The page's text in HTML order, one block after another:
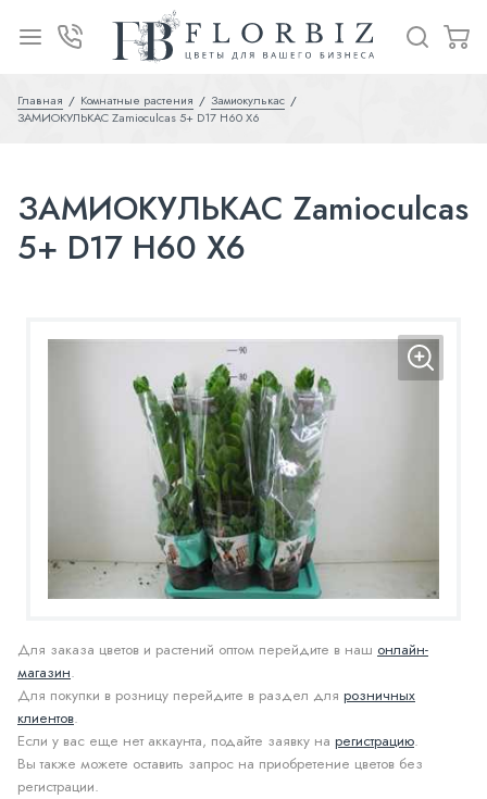
Главная Комнатные растения
Замиокулькас
ЗАМИОКУЛЬКАС Zamioculcas 5+ D17 H60 X6
ЗАМИОКУЛЬКАС Zamioculcas
5+ D17 H60 X6
Для заказа цветов и растений оптом перейдите в наш онлайн-
магазин.
Для покупки в розницу перейдите в раздел для розничных
клиентов.
Если у вас еще нет аккаунта, подайте заявку на регистрацию.
Вы также можете оставить запрос на приобретение цветов без
регистрации.